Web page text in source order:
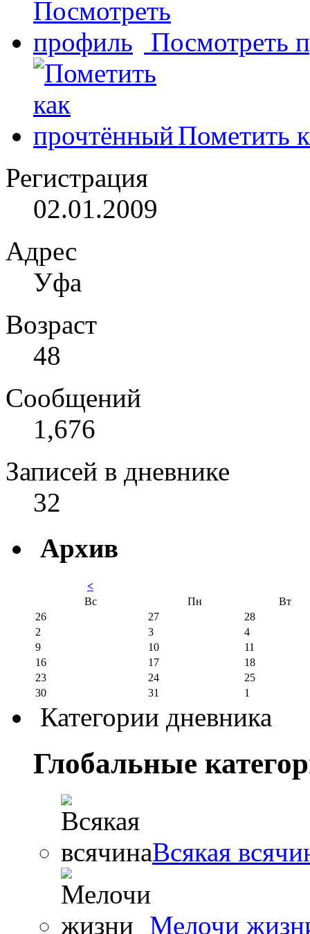
Посмотреть
Пометить
Регистрация
02.01.2009
Адрес
Уфа
Возраст
48
Сообщений
1,676
Записей в дневнике
32
Архив
<
Вс
Пн
Вт
26
27
28
2
3
4
9
10
11
16
17
18
23
24
25
30
31 1
Категории дневника
Глобальные
Всякая
Мелочи